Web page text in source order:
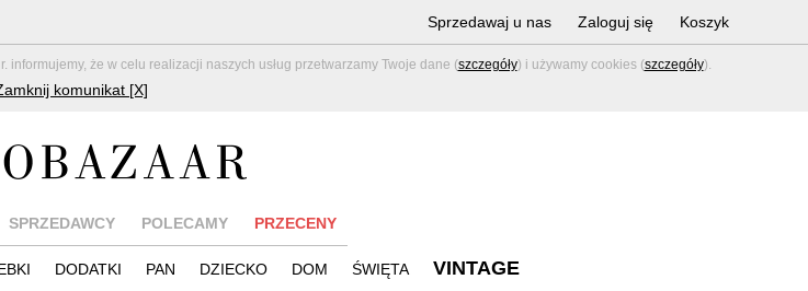
że w celu realizacji naszych usług przetwarzamy Twoje dane (szczegóły) i używamy cookies (szczegóły).
komunikat [X]
Sprzedawaj u nas Zaloguj się Koszyk
SPRZEDAWCY POLECAMY PRZECENY
DODATKI PAN DZIECKO DOM ŚWIĘTA VINTAGE